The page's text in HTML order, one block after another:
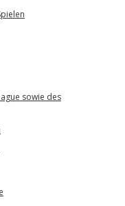
sowie des